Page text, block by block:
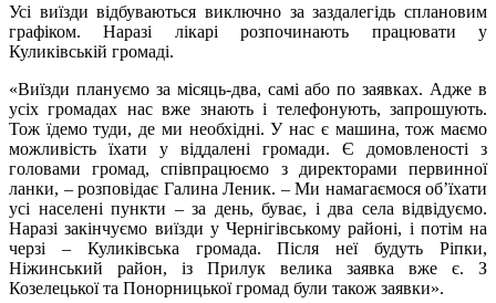
Усі виїзди відбуваються виключно за заздалегідь сплановим
графіком. Наразі лікарі розпочинають працювати у
Куликівській громаді.
«Виїзди плануємо за місяць-два, самі або по заявках. Адже в
усіх громадах нас вже знають і телефонують, запрошують.
Тож їдемо туди, де ми необхідні. У нас є машина, тож маємо
можливість їхати у віддалені громади. Є домовленості з
головами громад, співпрацюємо з директорами первинної
ланки, – розповідає Галина Леник. – Ми намагаємося об’їхати
усі населені пункти – за день, буває, і два села відвідуємо.
Наразі закінчуємо виїзди у Чернігівському районі, і потім на
черзі – Куликівська громада. Після неї будуть Ріпки,
Ніжинський район, із Прилук велика заявка вже є. З
Козелецької та Понорницької громад були також заявки».